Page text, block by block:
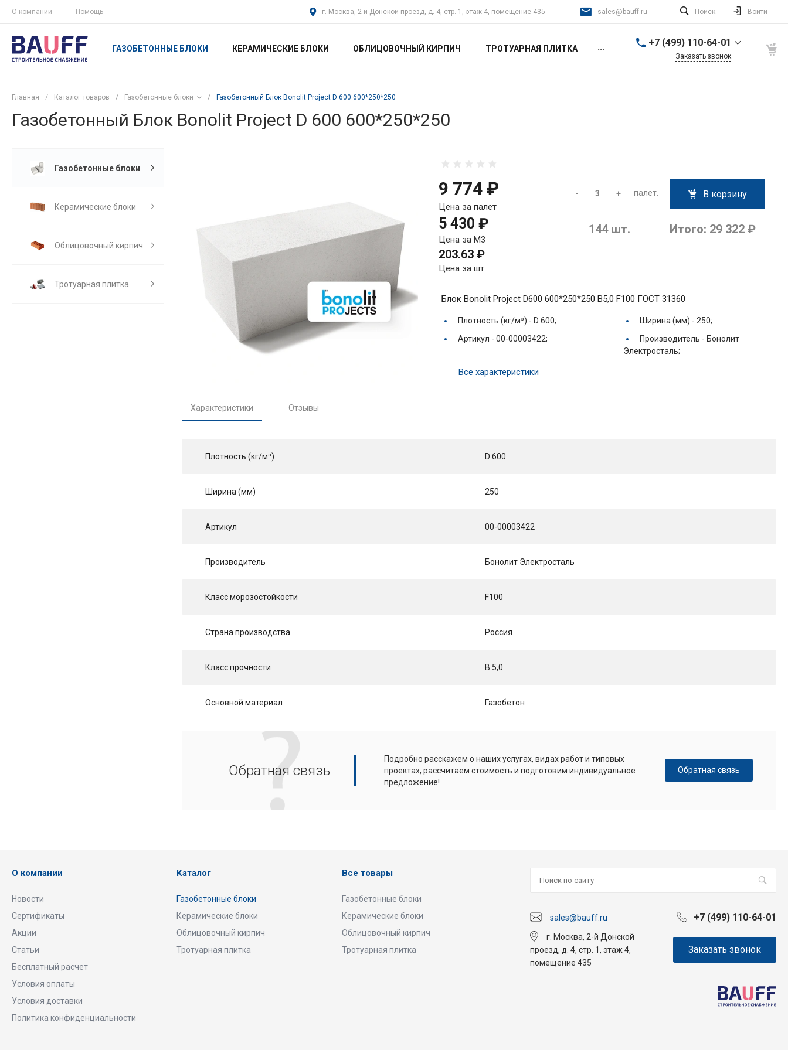
О компании Помощь г. Москва, 2-й Донской проезд, д. 4, стр. 1, этаж 4, помещение 435 sales@bauff.ru Поиск Войти
ГАЗОБЕТОННЫЕ БЛОКИ КЕРАМИЧЕСКИЕ БЛОКИ ОБЛИЦОВОЧНЫЙ КИРПИЧ ТРОТУАРНАЯ ПЛИТКА ... +7 (499) 110-64-01
г. 140400, Коломна, ул.
3, офис 336, Арт-
Квартал «Патефонка»
sales@bauff.ru
Заказать звонок
Главная / Каталог товаров / Газобетонные блоки / Газобетонный Блок Bonolit Project D 600 600*250*250
Газобетонный Блок Bonolit Project D 600 600*250*250
Газобетонные блоки
Керамические блоки
Облицовочный кирпич
Тротуарная плитка
9 774 ₽
Цена за палет
5 430 ₽
Цена за М3
203.63 ₽
Цена за шт
- + палет. В корзину
144 шт. Итого: 29 322 ₽
Блок Bonolit Project D600 600*250*250 В5,0 F100 ГОСТ 31360
Плотность (кг/м³) - D 600; Ширина (мм) - 250;
Артикул - 00-00003422; Производитель - Бонолит
Электросталь;
Все характеристики
Характеристики Отзывы
Плотность (кг/м³) D 600
Ширина (мм) 250
Артикул 00-00003422
Производитель Бонолит Электросталь
Класс морозостойкости F100
Страна производства Россия
Класс прочности B 5,0
Основной материал Газобетон
Обратная связь
Подробно расскажем о наших услугах, видах работ и типовых
проектах, рассчитаем стоимость и подготовим индивидуальное
предложение!
Обратная связь
О компании
Новости
Сертификаты
Акции
Статьи
Бесплатный расчет
Условия оплаты
Условия доставки
Политика конфиденциальности
Каталог
Газобетонные блоки
Керамические блоки
Облицовочный кирпич
Тротуарная плитка
Все товары
Газобетонные блоки
Керамические блоки
Облицовочный кирпич
Тротуарная плитка
sales@bauff.ru +7 (499) 110-64-01
г. Москва, 2-й Донской
проезд, д. 4, стр. 1, этаж 4,
помещение 435
Заказать звонок